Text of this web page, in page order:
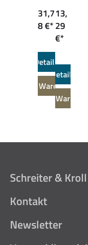
31,7
8 €*
Details
In den Warenkorb
13,
29
€*
Details
In den Warenkorb
Schreiter & Kroll
Kontakt
Newsletter